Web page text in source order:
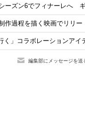
ーズン6でフィナーレへ
作過程を描く映画でリリ
く」コラボレーションア
編集部にメッセージを送